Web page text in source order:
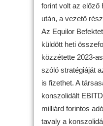
forint volt az előző
után, a vezető
Az Equilor
küldött heti
közzétette 2023-
szóló stratégiáját
is fizethet. A
konszolidált
milliárd forintos
tavaly a